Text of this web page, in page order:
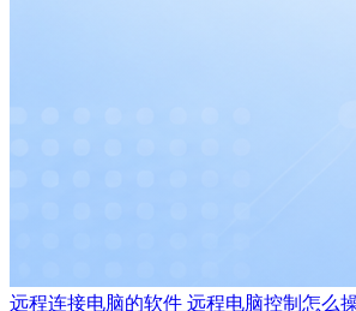
远程连接电脑的软件 远程电脑控制怎么